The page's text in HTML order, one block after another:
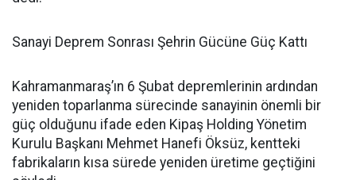
Sanayi Deprem Sonrası Şehrin Gücüne Güç Kattı
Kahramanmaraş’ın 6 Şubat depremlerinin ardından
yeniden toparlanma sürecinde sanayinin önemli bir
güç olduğunu ifade eden Kipaş Holding Yönetim
Kurulu Başkanı Mehmet Hanefi Öksüz, kentteki
fabrikaların kısa sürede yeniden üretime geçtiğini